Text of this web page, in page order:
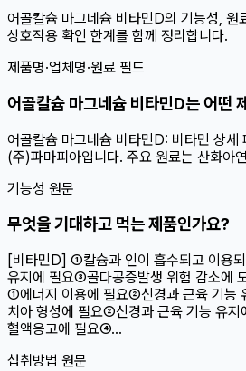
어골칼슘 마그네슘 비타민D의 기능성, 원
상호작용 확인 한계를 함께 정리합니다.
제품명·업체명·원료 필드
어골칼슘 마그네슘 비타민D는 어떤
어골칼슘 마그네슘 비타민D: 비타민 상세
(주)파마피아입니다. 주요 원료는 산화아
기능성 원문
무엇을 기대하고 먹는 제품인가요?
[비타민D] ①칼슘과 인이 흡수되고 이용
유지에 필요③골다공증발생 위험 감소에
①에너지 이용에 필요②신경과 근육 기능
치아 형성에 필요②신경과 근육 기능 유
혈액응고에 필요④...
섭취방법 원문